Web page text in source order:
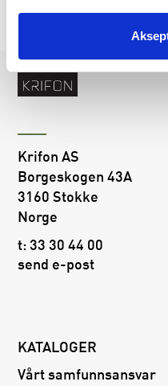
Krifon AS
Borgeskogen 43A
3160 Stokke
Norge
t:33 30 44 00
send e-post
KATALOGER
Vårt samfunnsansvar